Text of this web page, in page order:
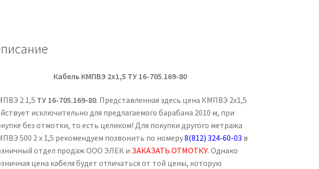
Кабель КМПВЭ 2х1,5 ТУ 16-705.169-80
2 1,5 ТУ 16-705.169-80. Представленная здесь цена КМПВЭ 2х1,5
исключительно для предлагаемого барабана 2010 м, при
без отмотки, то есть целиком! Для покупки другого метража
500 2 х 1,5 рекомендуем позвонить по номеру8(812) 324-60-03 в
отдел продаж ООО ЭЛЕК и ЗАКАЗАТЬ ОТМОТКУ. Однако
цена кабеля будет отличаться от той цены, которую